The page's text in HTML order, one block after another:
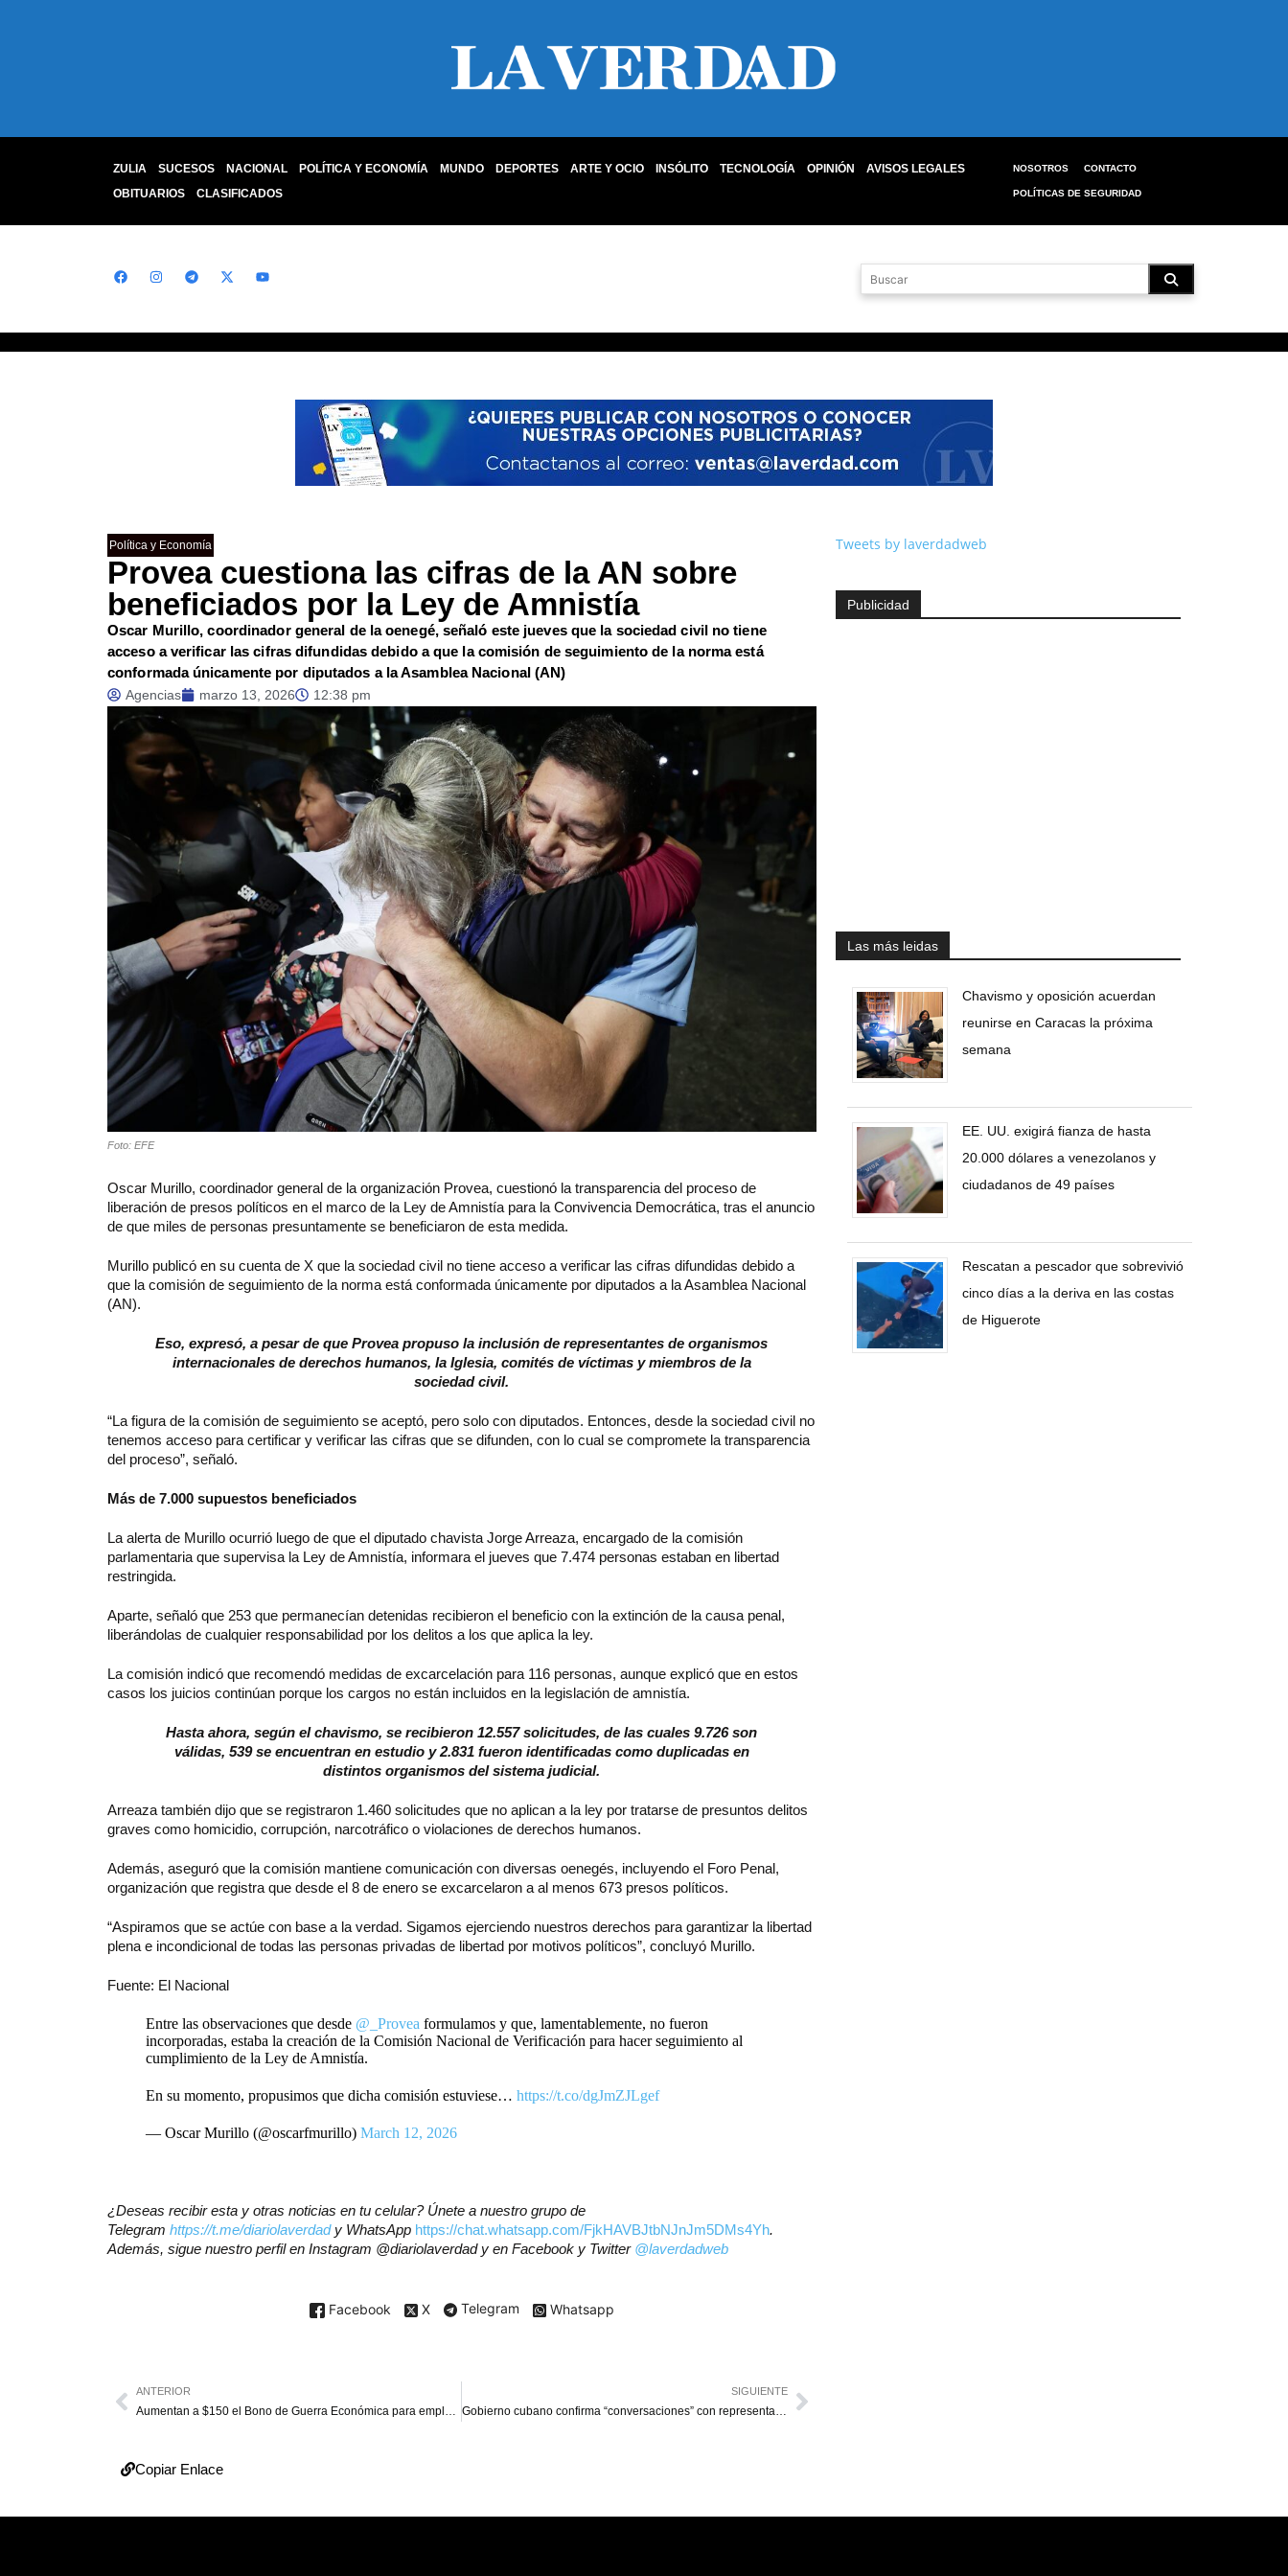
ZULIA SUCESOS NACIONAL POLÍTICA Y ECONOMÍA MUNDO DEPORTES ARTE Y OCIO INSÓLITO TECNOLOGÍA OPINIÓN
AVISOS LEGALES
OBITUARIOS
CLASIFICADOS
NOSOTROS CONTACTO
POLÍTICAS DE SEGURIDAD
Política y Economía
Provea cuestiona las cifras de la AN sobre
beneficiados por la Ley de Amnistía
Oscar Murillo, coordinador general de la oenegé, señaló este jueves que la sociedad civil no tiene
acceso a verificar las cifras difundidas debido a que la comisión de seguimiento de la norma está
conformada únicamente por diputados a la Asamblea Nacional (AN)
Agencias marzo 13, 2026 12:38 pm
Foto: EFE
Oscar Murillo, coordinador general de la organización Provea, cuestionó la transparencia del proceso de
liberación de presos políticos en el marco de la Ley de Amnistía para la Convivencia Democrática, tras el anuncio
de que miles de personas presuntamente se beneficiaron de esta medida.
Murillo publicó en su cuenta de X que la sociedad civil no tiene acceso a verificar las cifras difundidas debido a
que la comisión de seguimiento de la norma está conformada únicamente por diputados a la Asamblea Nacional
(AN).
Eso, expresó, a pesar de que Provea propuso la inclusión de representantes de organismos
internacionales de derechos humanos, la Iglesia, comités de víctimas y miembros de la
sociedad civil.
“La figura de la comisión de seguimiento se aceptó, pero solo con diputados. Entonces, desde la sociedad civil no
tenemos acceso para certificar y verificar las cifras que se difunden, con lo cual se compromete la transparencia
del proceso”, señaló.
Más de 7.000 supuestos beneficiados
La alerta de Murillo ocurrió luego de que el diputado chavista Jorge Arreaza, encargado de la comisión
parlamentaria que supervisa la Ley de Amnistía, informara el jueves que 7.474 personas estaban en libertad
restringida.
Aparte, señaló que 253 que permanecían detenidas recibieron el beneficio con la extinción de la causa penal,
liberándolas de cualquier responsabilidad por los delitos a los que aplica la ley.
La comisión indicó que recomendó medidas de excarcelación para 116 personas, aunque explicó que en estos
casos los juicios continúan porque los cargos no están incluidos en la legislación de amnistía.
Hasta ahora, según el chavismo, se recibieron 12.557 solicitudes, de las cuales 9.726 son
válidas, 539 se encuentran en estudio y 2.831 fueron identificadas como duplicadas en
distintos organismos del sistema judicial.
Arreaza también dijo que se registraron 1.460 solicitudes que no aplican a la ley por tratarse de presuntos delitos
graves como homicidio, corrupción, narcotráfico o violaciones de derechos humanos.
Además, aseguró que la comisión mantiene comunicación con diversas oenegés, incluyendo el Foro Penal,
organización que registra que desde el 8 de enero se excarcelaron a al menos 673 presos políticos.
“Aspiramos que se actúe con base a la verdad. Sigamos ejerciendo nuestros derechos para garantizar la libertad
plena e incondicional de todas las personas privadas de libertad por motivos políticos”, concluyó Murillo.
Fuente: El Nacional
Entre las observaciones que desde @_Provea formulamos y que, lamentablemente, no fueron
incorporadas, estaba la creación de la Comisión Nacional de Verificación para hacer seguimiento al
cumplimiento de la Ley de Amnistía.
En su momento, propusimos que dicha comisión estuviese… https://t.co/dgJmZJLgef
— Oscar Murillo (@oscarfmurillo) March 12, 2026
¿Deseas recibir esta y otras noticias en tu celular? Únete a nuestro grupo de
Telegram https://t.me/diariolaverdady WhatsApp https://chat.whatsapp.com/FjkHAVBJtbNJnJm5DMs4Yh.
Además, sigue nuestro perfil en Instagram @diariolaverdad y en Facebook y Twitter @laverdadweb
Facebook X Telegram Whatsapp
Tweets by laverdadweb
Publicidad
Las más leidas
Chavismo y oposición acuerdan
reunirse en Caracas la próxima
semana
EE. UU. exigirá fianza de hasta
20.000 dólares a venezolanos y
ciudadanos de 49 países
Rescatan a pescador que sobrevivió
cinco días a la deriva en las costas
de Higuerote
ANTERIOR SIGUIENTE
Copiar Enlace